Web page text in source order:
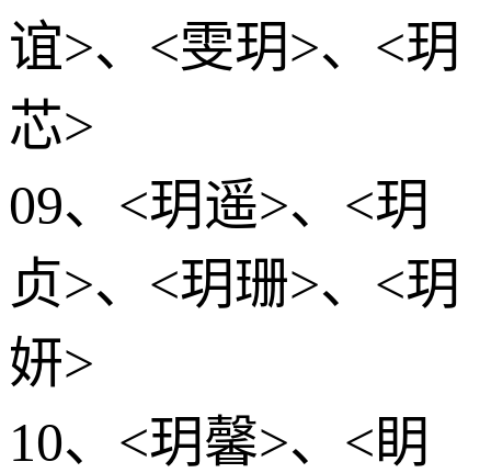
谊>、<雯玥>、<玥
芯>
09、<玥遥>、<玥
贞>、<玥珊>、<玥
妍>
10、<玥馨>、<眀